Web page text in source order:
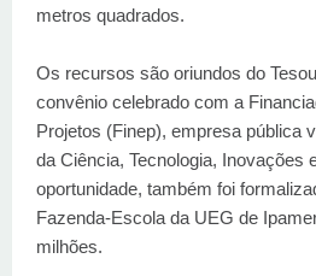
metros quadrados.
Os recursos são oriundos do
convênio celebrado com a
Projetos (Finep), empresa pública
da Ciência, Tecnologia, Inovações
oportunidade, também foi
Fazenda-Escola da UEG de
milhões.